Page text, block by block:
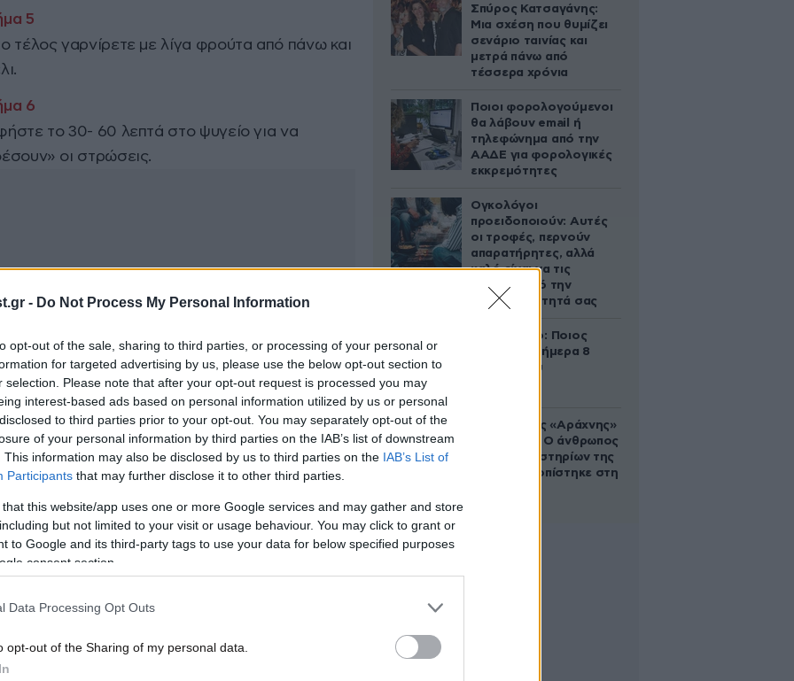
- Do Not Process My Personal Information
opt-out of the sale, sharing to third parties, or processing of your personal or
for targeted advertising by us, please use the below opt-out section to
selection. Please note that after your opt-out request is processed you may
interest-based ads based on personal information utilized by us or personal
to third parties prior to your opt-out. You may separately opt-out of the
of your personal information by third parties on the IAB’s list of downstream
This information may also be disclosed by us to third parties on the IAB’s List of
Participants that may further disclose it to other third parties.
that this website/app uses one or more Google services and may gather and store
but not limited to your visit or usage behaviour. You may click to grant or
to Google and its third-party tags to use your data for below specified purposes
consent section.
Data Processing Opt Outs
opt-out of the Sharing of my personal data.
τέλος γαρνίρετε με λίγα φρούτα από πάνω και
το 30- 60 λεπτά στο ψυγείο για να
οι στρώσεις.
Σπύρος Κατσαγάνης:
Μια σχέση που θυμίζει
σενάριο ταινίας και
μετρά πάνω από
τέσσερα χρόνια
Ποιοι φορολογούμενοι
θα λάβουν email ή
τηλεφώνημα από την
ΑΑΔΕ για φορολογικές
εκκρεμότητες
Ογκολόγοι
προειδοποιούν: Αυτές
οι τροφές, περνούν
απαρατήρητες, αλλά
καλό είναι να τις
βγάλετε από την
καθημερινότητά σας
Εορτολόγιο: Ποιος
γιορτάζει σήμερα 8
Αυγούστου
Στα ίχνη της «Αράχνης»
του Άσαντ: Ο άνθρωπος
των βασανιστηρίων της
Συρίας εντοπίστηκε στη